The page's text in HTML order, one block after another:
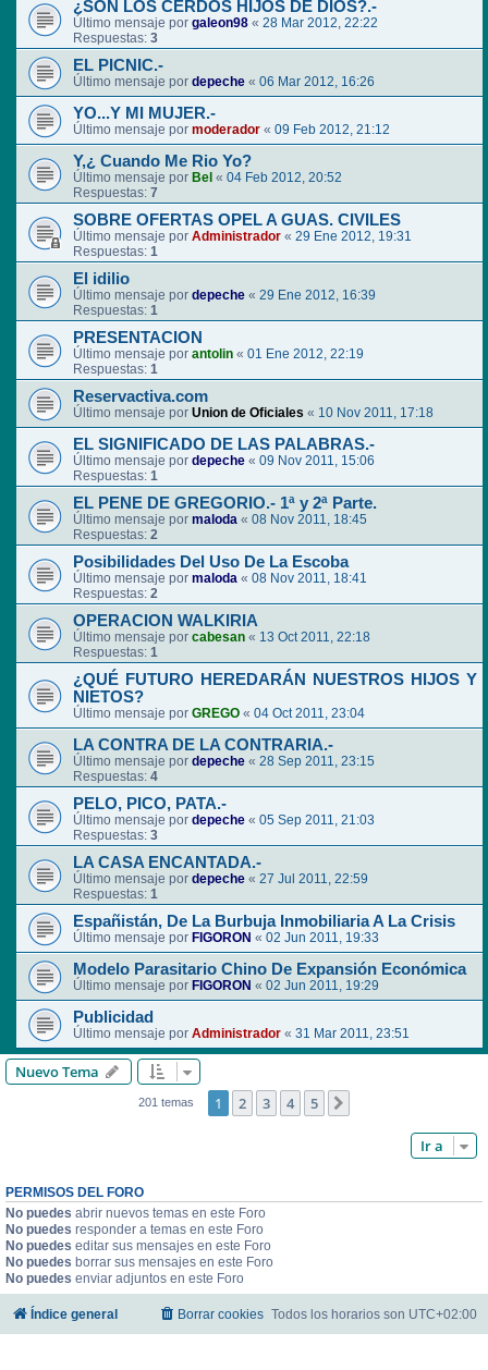
¿SON LOS CERDOS HIJOS DE DIOS?.-
Último mensaje por galeon98 « 28 Mar 2012, 22:22
Respuestas: 3
EL PICNIC.-
Último mensaje por depeche « 06 Mar 2012, 16:26
YO...Y MI MUJER.-
Último mensaje por moderador « 09 Feb 2012, 21:12
Y,¿ Cuando Me Rio Yo?
Último mensaje por Bel « 04 Feb 2012, 20:52
Respuestas: 7
SOBRE OFERTAS OPEL A GUAS. CIVILES
Último mensaje por Administrador « 29 Ene 2012, 19:31
Respuestas: 1
El idilio
Último mensaje por depeche « 29 Ene 2012, 16:39
Respuestas: 1
PRESENTACION
Último mensaje por antolin « 01 Ene 2012, 22:19
Respuestas: 1
Reservactiva.com
Último mensaje por Union de Oficiales « 10 Nov 2011, 17:18
EL SIGNIFICADO DE LAS PALABRAS.-
Último mensaje por depeche « 09 Nov 2011, 15:06
Respuestas: 1
EL PENE DE GREGORIO.- 1ª y 2ª Parte.
Último mensaje por maloda « 08 Nov 2011, 18:45
Respuestas: 2
Posibilidades Del Uso De La Escoba
Último mensaje por maloda « 08 Nov 2011, 18:41
Respuestas: 2
OPERACION WALKIRIA
Último mensaje por cabesan « 13 Oct 2011, 22:18
Respuestas: 1
¿QUÉ FUTURO HEREDARÁN NUESTROS HIJOS Y
NIETOS?
Último mensaje por GREGO « 04 Oct 2011, 23:04
LA CONTRA DE LA CONTRARIA.-
Último mensaje por depeche « 28 Sep 2011, 23:15
Respuestas: 4
PELO, PICO, PATA.-
Último mensaje por depeche « 05 Sep 2011, 21:03
Respuestas: 3
LA CASA ENCANTADA.-
Último mensaje por depeche « 27 Jul 2011, 22:59
Respuestas: 1
Españistán, De La Burbuja Inmobiliaria A La Crisis
Último mensaje por FIGORON « 02 Jun 2011, 19:33
Modelo Parasitario Chino De Expansión Económica
Último mensaje por FIGORON « 02 Jun 2011, 19:29
Publicidad
Último mensaje por Administrador « 31 Mar 2011, 23:51
Nuevo Tema
201 temas 1 2 3 4 5
Ir a
PERMISOS DEL FORO
No puedes abrir nuevos temas en este Foro
No puedes responder a temas en este Foro
No puedes editar sus mensajes en este Foro
No puedes borrar sus mensajes en este Foro
No puedes enviar adjuntos en este Foro
Índice general Todos los horarios son UTC+02:00
Borrar cookies